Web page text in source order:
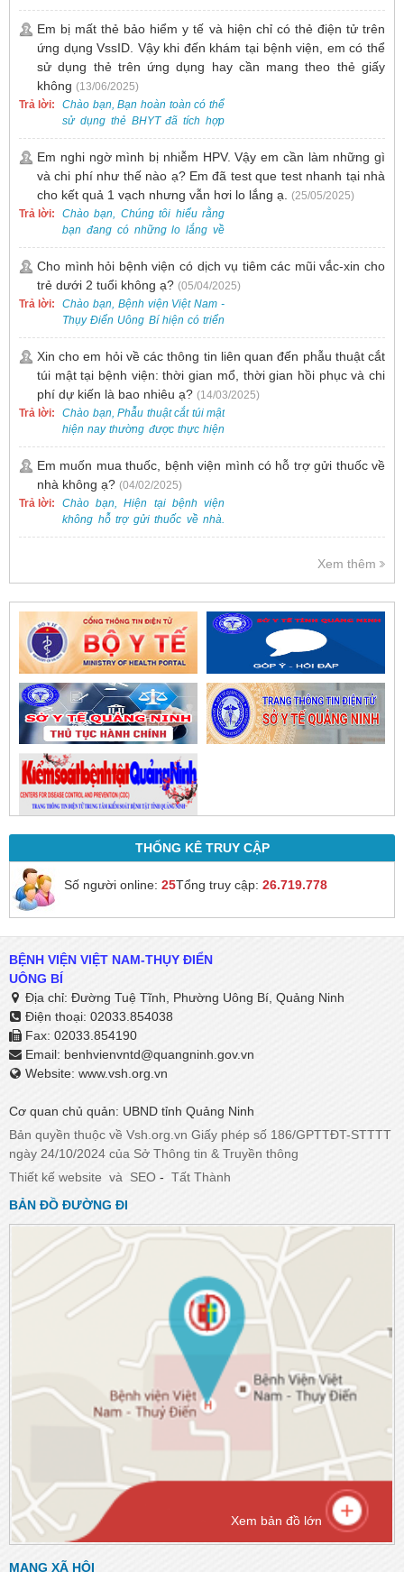
thứ Bảy. Nếu bạn có nhu cầu, vui
lòng đặt lịch trước để được sắp
xếp thời gian phù hợp.
Em bị mất thẻ bảo hiểm y tế và hiện chỉ có thẻ điện tử trên
ứng dụng VssID. Vậy khi đến khám tại bệnh viện, em có thể
sử dụng thẻ trên ứng dụng hay cần mang theo thẻ giấy
không (13/06/2025)
Trả lời:
Chào bạn, Bạn hoàn toàn có thể
sử dụng thẻ BHYT đã tích hợp
trên ứng dụng VssID khi đến
khám và không cần mang theo
thẻ giấy.
Em nghi ngờ mình bị nhiễm HPV. Vậy em cần làm những gì
và chi phí như thế nào ạ? Em đã test que test nhanh tại nhà
cho kết quả 1 vạch nhưng vẫn hơi lo lắng ạ. (25/05/2025)
Trả lời:
Chào bạn, Chúng tôi hiểu rằng
bạn đang có những lo lắng về
nguy cơ nhiễm HPV. Tại Bệnh
viện Việt Nam - Thụy Điển Uông
Bí, chúng tôi cung cấp các dịch
vụ thăm khám và xét nghiệm
chuyên sâu để phát hiện sớm
HPV và tầm soát ung thư cổ tử
Cho mình hỏi bệnh viện có dịch vụ tiêm các mũi vắc-xin cho
trẻ dưới 2 tuổi không ạ? (05/04/2025)
Trả lời:
Chào bạn, Bệnh viện Việt Nam -
Thụy Điển Uông Bí hiện có triển
khai dịch vụ tiêm vắc-xin cho trẻ
dưới 2 tuổi.
Xin cho em hỏi về các thông tin liên quan đến phẫu thuật cắt
túi mật tại bệnh viện: thời gian mổ, thời gian hồi phục và chi
phí dự kiến là bao nhiêu ạ? (14/03/2025)
Trả lời:
Chào bạn, Phẫu thuật cắt túi mật
hiện nay thường được thực hiện
bằng phương pháp nội soi, đây
là một kỹ thuật ít xâm lấn, an toàn
và phổ biến.
Em muốn mua thuốc, bệnh viện mình có hỗ trợ gửi thuốc về
nhà không ạ? (04/02/2025)
Trả lời:
Chào bạn, Hiện tại bệnh viện
không hỗ trợ gửi thuốc về nhà.
Việc cấp phát thuốc tại bệnh viện
trực tiếp.
Xem thêm
THỐNG KÊ TRUY CẬP
Số người online: 25Tổng truy cập: 26.719.778
BỆNH VIỆN VIỆT NAM-THỤY ĐIỂN
UÔNG BÍ
Địa chỉ: Đường Tuệ Tĩnh, Phường Uông Bí, Quảng Ninh
Điện thoại: 02033.854038
Fax: 02033.854190
Email: benhvienvntd@quangninh.gov.vn​​​​​​​
Website: www.vsh.org.vn
Cơ quan chủ quản: UBND tỉnh Quảng Ninh
Bản quyền thuộc về Vsh.org.vn Giấy phép số 186/GPTTĐT-STTTT
ngày 24/10/2024 của Sở Thông tin & Truyền thông
Thiết kế website và SEO - Tất Thành
BẢN ĐỒ ĐƯỜNG ĐI
Xem bản đồ lớn
MẠNG XÃ HỘI